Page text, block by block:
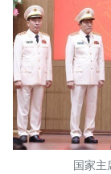
国家主